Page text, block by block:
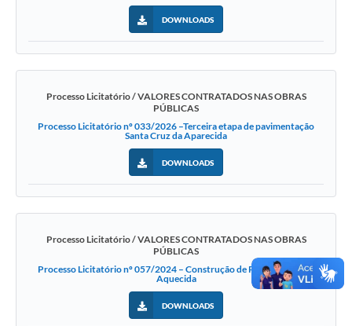
DOWNLOADS
Processo Licitatório / VALORES CONTRATADOS NAS OBRAS
PÚBLICAS
Processo Licitatório nº 033/2026 –Terceira etapa de pavimentação
Santa Cruz da Aparecida
DOWNLOADS
Processo Licitatório / VALORES CONTRATADOS NAS OBRAS
PÚBLICAS
Processo Licitatório nº 057/2024 – Construção de Piscina Coberta
Aquecida
DOWNLOADS